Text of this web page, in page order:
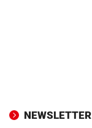
NEWSLETTER